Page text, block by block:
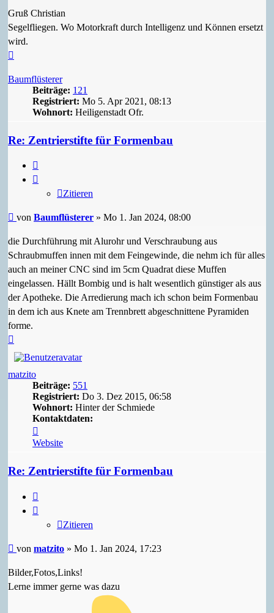
Gruß Christian
Segelfliegen. Wo Motorkraft durch Intelligenz und Können ersetzt
wird.
Baumflüsterer
Beiträge: 121
Registriert: Mo 5. Apr 2021, 08:13
Wohnort: Heiligenstadt Ofr.
Re: Zentrierstifte für Formenbau
Zitieren
Beitrag
von Baumflüsterer » Mo 1. Jan 2024, 08:00
die Durchführung mit Alurohr und Verschraubung aus
Schraubmuffen innen mit dem Feingewinde, die nehm ich für alles
auch an meiner CNC sind im 5cm Quadrat diese Muffen
eingelassen. Hällt Bombig und is halt wesentlich günstiger als aus
der Apotheke. Die Arredierung mach ich schon beim Formenbau
in dem ich aus Knete am Trennbrett abgeschnittene Pyramiden
forme.
matzito
Beiträge: 551
Registriert: Do 3. Dez 2015, 06:58
Wohnort: Hinter der Schmiede
Kontaktdaten:
von
matzito
Website
Re: Zentrierstifte für Formenbau
Zitieren
Beitrag
von matzito » Mo 1. Jan 2024, 17:23
Bilder,Fotos,Links!
Lerne immer gerne was dazu